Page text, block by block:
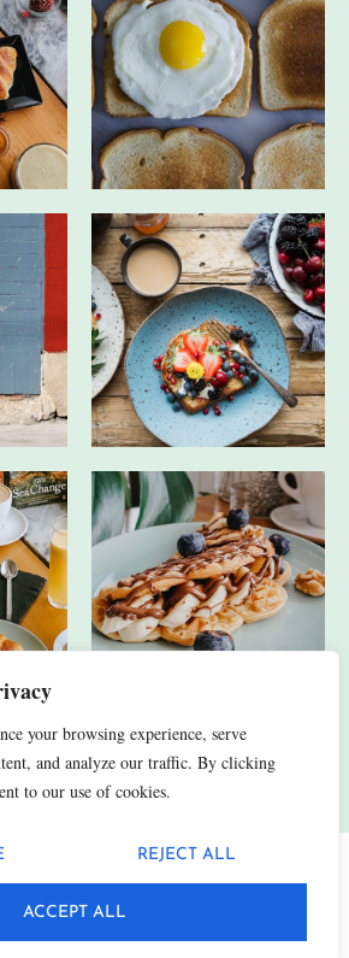
your browsing experience, serve
and analyze our traffic. By clicking
to our use of cookies.
REJECT ALL
ACCEPT ALL
ANDERE SOCIAL-MEDIA-KANÄLE.
Fittn. Alle Rechte vorbehalten.